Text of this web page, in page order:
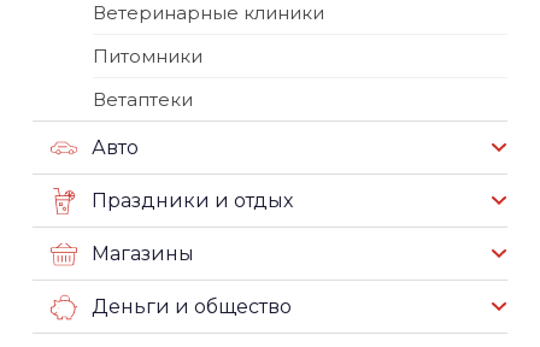
Ветеринарные клиники
Питомники
Ветаптеки
Авто
Праздники и отдых
Магазины
Деньги и общество